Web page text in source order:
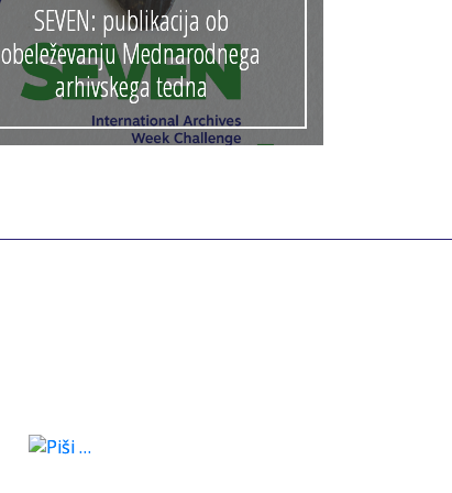
SEVEN: publikacija ob
obeleževanju Mednarodnega
arhivskega tedna